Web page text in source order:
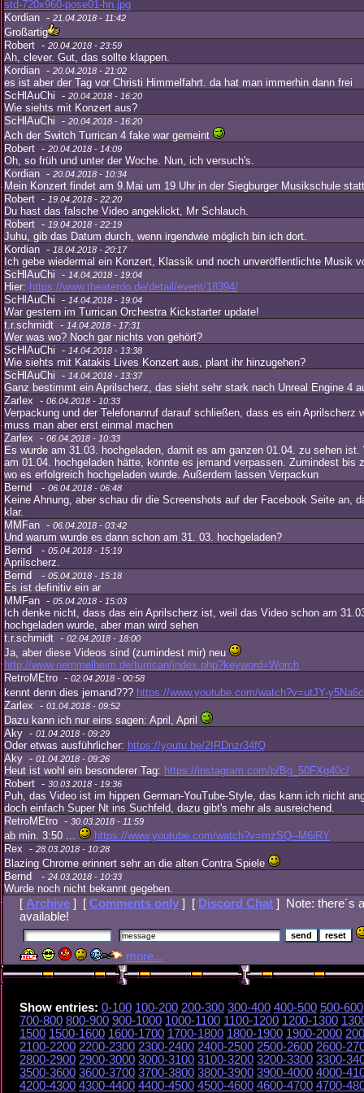
std-720x960-pose01-hn.jpg
Kordian - 21.04.2018 - 11:42
Großartig
Robert - 20.04.2018 - 23:59
Ah, clever. Gut, das sollte klappen.
Kordian - 20.04.2018 - 21:02
es ist aber der Tag vor Christi Himmelfahrt. da hat man immerhin dann frei
ScHlAuChi - 20.04.2018 - 16:20
Wie siehts mit Konzert aus?
ScHlAuChi - 20.04.2018 - 16:20
Ach der Switch Turrican 4 fake war gemeint
Robert - 20.04.2018 - 14:09
Oh, so früh und unter der Woche. Nun, ich versuch's.
Kordian - 20.04.2018 - 10:34
Mein Konzert findet am 9.Mai um 19 Uhr in der Siegburger Musikschule
Robert - 19.04.2018 - 22:20
Du hast das falsche Video angeklickt, Mr Schlauch.
Robert - 19.04.2018 - 22:19
Juhu, gib das Datum durch, wenn irgendwie möglich bin ich dort.
Kordian - 18.04.2018 - 20:17
Ich gebe wiedermal ein Konzert, Klassik und noch unveröffentlichte Musik
ScHlAuChi - 14.04.2018 - 19:04
Hier: https://www.theaterdo.de/detail/event/18394/
ScHlAuChi - 14.04.2018 - 19:04
War gestern im Turrican Orchestra Kickstarter update!
t.r.schmidt - 14.04.2018 - 17:31
Wer was wo? Noch gar nichts von gehört?
ScHlAuChi - 14.04.2018 - 13:38
Wie siehts mit Katakis Lives Konzert aus, plant ihr hinzugehen?
ScHlAuChi - 14.04.2018 - 13:37
Ganz bestimmt ein Aprilscherz, das sieht sehr stark nach Unreal Engine 4
Zarlex - 06.04.2018 - 10:33
Verpackung und der Telefonanruf darauf schließen, dass es ein Aprilscherz
muss man aber erst einmal machen
Zarlex - 06.04.2018 - 10:33
Es wurde am 31.03. hochgeladen, damit es am ganzen 01.04. zu sehen ist.
am 01.04. hochgeladen hätte, könnte es jemand verpassen. Zumindest bis
wo es erfolgreich hochgeladen wurde. Außerdem lassen Verpackun
Bernd - 06.04.2018 - 06:48
Keine Ahnung, aber schau dir die Screenshots auf der Facebook Seite an,
klar.
MMFan - 06.04.2018 - 03:42
Und warum wurde es dann schon am 31. 03. hochgeladen?
Bernd - 05.04.2018 - 15:19
Aprilscherz.
Bernd - 05.04.2018 - 15:18
Es ist definitiv ein ar
MMFan - 05.04.2018 - 15:03
Ich denke nicht, dass das ein Aprilscherz ist, weil das Video schon am
hochgeladen wurde, aber man wird sehen
t.r.schmidt - 02.04.2018 - 18:00
Ja, aber diese Videos sind (zumindest mir) neu
http://www.nemmelheim.de/turrican/index.php?keyword=Worch
RetroMEtro - 02.04.2018 - 00:58
kennt denn dies jemand??? https://www.youtube.com/watch?v=utJY-y5Na6c
Zarlex - 01.04.2018 - 09:52
Dazu kann ich nur eins sagen: April, April
Aky - 01.04.2018 - 09:29
Oder etwas ausführlicher: https://youtu.be/2IRDnzr34fQ
Aky - 01.04.2018 - 09:26
Heut ist wohl ein besonderer Tag: https://instagram.com/p/Bg_50FXg40c/
Robert - 30.03.2018 - 19:36
Puh, das Video ist im hippen German-YouTube-Style, das kann ich nicht
doch einfach Super Nt ins Suchfeld, dazu gibt's mehr als ausreichend.
RetroMEtro - 30.03.2018 - 11:59
ab min. 3:50 ...
https://www.youtube.com/watch?v=mzSQ--M6iRY
Rex - 28.03.2018 - 10:28
Blazing Chrome erinnert sehr an die alten Contra Spiele
Bernd - 24.03.2018 - 10:33
Wurde noch nicht bekannt gegeben.
[ Archive ] [ Comments only ] [ Discord Chat ] Note: there´s
available!
more...
Show entries: 0-100 100-200 200-300 300-400 400-500 500-600
700-800 800-900 900-1000 1000-1100 1100-1200 1200-1300
1500 1500-1600 1600-1700 1700-1800 1800-1900 1900-2000
2100-2200 2200-2300 2300-2400 2400-2500 2500-2600 2600-
2800-2900 2900-3000 3000-3100 3100-3200 3200-3300 3300-
3500-3600 3600-3700 3700-3800 3800-3900 3900-4000 4000-
4200-4300 4300-4400 4400-4500 4500-4600 4600-4700 4700-